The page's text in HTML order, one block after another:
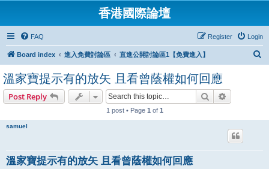
香港國際論壇
FAQ Login
Register
Board index 進入免費討論區 直進公開討論區1【免費進入】
溫家寶提示有的放矢 且看曾蔭權如何回應
Post Reply Search
1 post • Page 1 of 1
samuel
溫家寶提示有的放矢 且看曾蔭權如何回應